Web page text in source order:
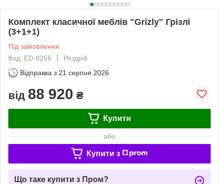
Комплект класичної меблів "Grizly" Грізлі
(3+1+1)
Під замовлення
Код: ED-0256
Роздріб
Відправка з 21 серпня 2026
від 88 920 ₴
Купити
або
Купити з
Що таке купити з Пром?